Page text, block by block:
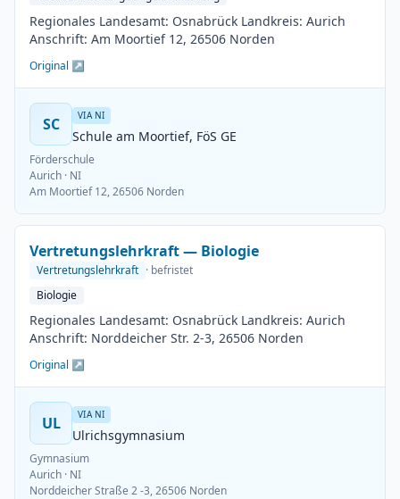
Regionales Landesamt: Osnabrück Landkreis: Aurich
Anschrift: Am Moortief 12, 26506 Norden
Original ↗
SC VIA NI
Schule am Moortief, FöS GE
Förderschule
Aurich · NI
Am Moortief 12, 26506 Norden
Vertretungslehrkraft — Biologie
Vertretungslehrkraft · befristet
Biologie
Regionales Landesamt: Osnabrück Landkreis: Aurich
Anschrift: Norddeicher Str. 2-3, 26506 Norden
Original ↗
UL VIA NI
Ulrichsgymnasium
Gymnasium
Aurich · NI
Norddeicher Straße 2 -3, 26506 Norden